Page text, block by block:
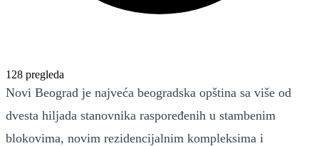
128 pregleda
Novi Beograd je najveća beogradska opština sa više od
dvesta hiljada stanovnika raspoređenih u stambenim
blokovima, novim rezidencijalnim kompleksima i